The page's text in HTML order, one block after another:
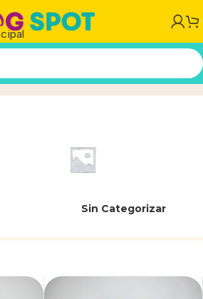
/Producto
Sin Categorizar